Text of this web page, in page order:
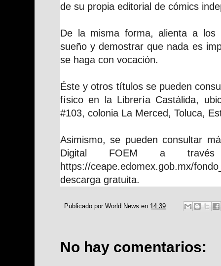
de su propia editorial de cómics
De la misma forma, alienta a los
sueño y demostrar que nada es
se haga con vocación.
Éste y otros títulos se pueden
físico en la Librería Castálida,
#103, colonia La Merced, Toluca,
Asimismo, se pueden consultar
Digital FOEM a
https://ceape.edomex.gob.mx/
descarga gratuita.
Publicado por World News en 14:39
No hay comentarios: